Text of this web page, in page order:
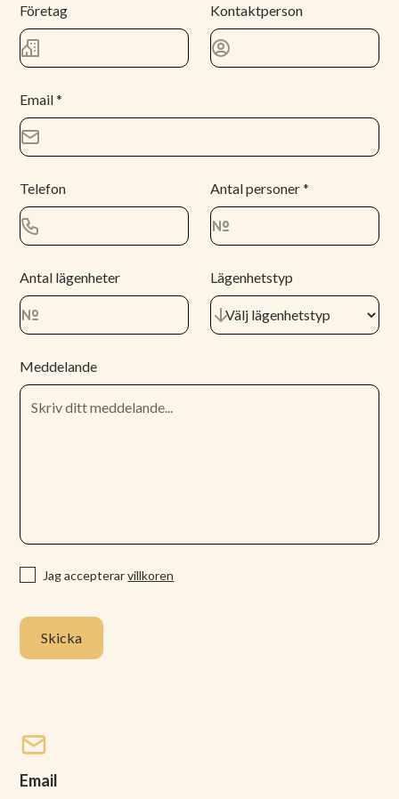
Företag Kontaktperson
Email *
Telefon Antal personer *
Antal lägenheter Lägenhetstyp
Meddelande
Jag accepterarvillkoren
Email